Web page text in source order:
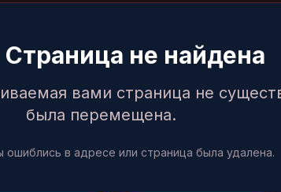
не найдена
вами страница не
была перемещена.
в адресе или страница была удалена.